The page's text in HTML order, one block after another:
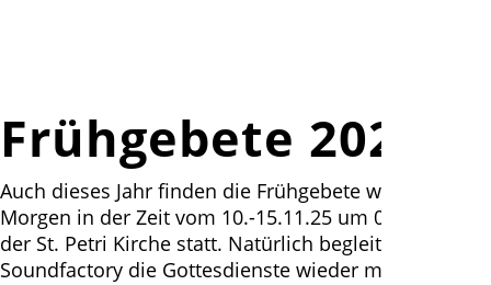
Frühgebete 2025
Auch dieses Jahr finden die Frühgebete wieder jeden
Morgen in der Zeit vom 10.-15.11.25 um 06:15 Uhr in
der St. Petri Kirche statt. Natürlich begleitet
Soundfactory die Gottesdienste wieder musikalisch.